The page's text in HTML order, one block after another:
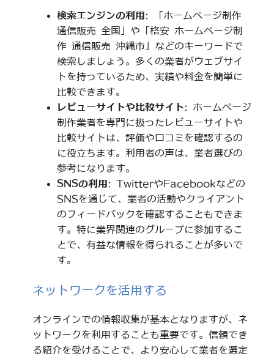
検索エンジンの利用 : 「ホームページ制作
通信販売 全国」や「格安 ホームページ制
作 通信販売 沖縄市」などのキーワードで
検索しましょう。多くの業者がウェブサイ
トを持っているため、実績や料金を簡単に
比較できます。
レビューサイトや比較サイト: ホームページ
制作業者を専門に扱ったレビューサイトや
比較サイトは、評価や口コミを確認するの
に役立ちます。利用者の声は、業者選びの
参考になります。
SNSの利用 : TwitterやFacebookなどの
SNSを通じて、業者の活動やクライアント
のフィードバックを確認することもできま
す。特に業界関連のグループに参加するこ
とで、有益な情報を得られることが多いで
す。
ネットワークを活用する
オンラインでの情報収集が基本となりますが、ネ
ットワークを利用することも重要です。信頼でき
る紹介を受けることで、より安心して業者を選定